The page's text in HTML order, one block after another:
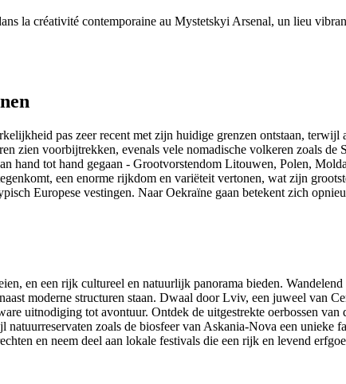
la créativité contemporaine au Mystetskyi Arsenal, un lieu
pas zeer recent met zijn huidige grenzen ontstaan, terwijl
zien voorbijtrekken, evenals vele nomadische volkeren zoals de
hand tot hand gegaan - Grootvorstendom Litouwen, Polen,
een enorme rijkdom en variëteit vertonen, wat zijn
Europese vestingen. Naar Oekraïne gaan betekent zich
en een rijk cultureel en natuurlijk panorama bieden.
moderne structuren staan. Dwaal door Lviv, een juweel van
uitnodiging tot avontuur. Ontdek de uitgestrekte oerbossen
zoals de biosfeer van Askania-Nova een unieke
en neem deel aan lokale festivals die een rijk en levend